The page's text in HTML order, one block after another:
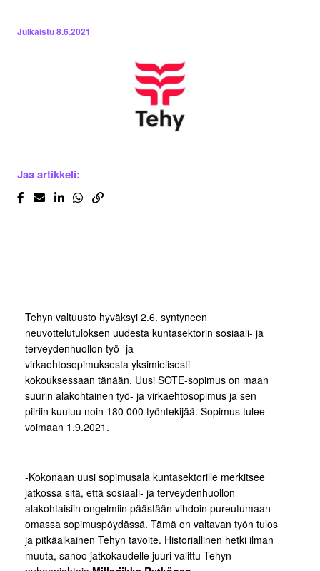
Julkaistu8.6.2021
Jaa artikkeli:
Tehyn valtuusto hyväksyi 2.6. syntyneen
neuvottelutuloksen uudesta kuntasektorin sosiaali- ja
terveydenhuollon työ- ja
virkaehtosopimuksesta yksimielisesti
kokouksessaan tänään. Uusi SOTE-sopimus on maan
suurin alakohtainen työ- ja virkaehtosopimus ja sen
piiriin kuuluu noin 180 000 työntekijää. Sopimus tulee
voimaan 1.9.2021.
-Kokonaan uusi sopimusala kuntasektorille merkitsee
jatkossa sitä, että sosiaali- ja terveydenhuollon
alakohtaisiin ongelmiin päästään vihdoin pureutumaan
omassa sopimuspöydässä. Tämä on valtavan työn tulos
ja pitkäaikainen Tehyn tavoite. Historiallinen hetki ilman
muuta, sanoo jatkokaudelle juuri valittu Tehyn